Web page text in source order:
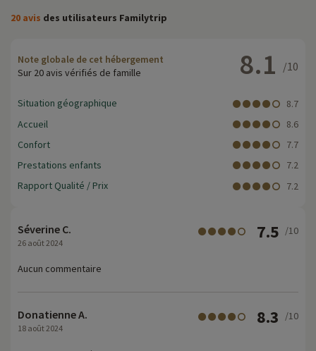
20 avis des utilisateurs Familytrip
Note globale de cet hébergement
Sur 20 avis vérifiés de famille
8.1 /10
Situation géographique
8.7
Accueil
8.6
Confort
7.7
Prestations enfants
7.2
Rapport Qualité / Prix
7.2
Séverine C.
26 août 2024
7.5 /10
Aucun commentaire
Donatienne A.
18 août 2024
8.3 /10